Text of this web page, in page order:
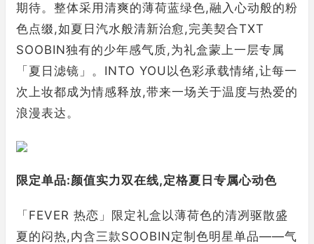
期待。整体采用清爽的薄荷蓝绿色,融入心动般的粉
色点缀,如夏日汽水般清新治愈,完美契合TXT
SOOBIN独有的少年感气质,为礼盒蒙上一层专属
「夏日滤镜」。INTO YOU以色彩承载情绪,让每一
次上妆都成为情感释放,带来一场关于温度与热爱的
浪漫表达。
限定单品:颜值实力双在线,定格夏日 专属心动色
「FEVER 热恋」限定礼盒以薄荷色的清冽驱散盛
夏的闷热,内含三款SOOBIN定制色明星单品——气